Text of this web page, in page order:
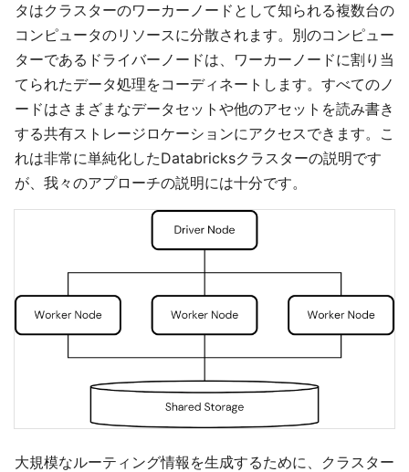
タはクラスターのワーカーノードとして知られる複数台の
コンピュータのリソースに分散されます。別のコンピュー
ターであるドライバーノードは、ワーカーノードに割り当
てられたデータ処理をコーディネートします。すべてのノ
ードはさまざまなデータセットや他のアセットを読み書き
する共有ストレージロケーションにアクセスできます。こ
れは非常に単純化したDatabricksクラスターの説明です
が、我々のアプローチの説明には十分です。
大規模なルーティング情報を生成するために、クラスター